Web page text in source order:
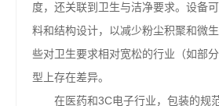
度，还关联到卫生与洁净要求。设备
料和结构设计，以减少粉尘积聚和微
些对卫生要求相对宽松的行业（如部
型上存在差异。
在医药和3C电子行业，包装的规